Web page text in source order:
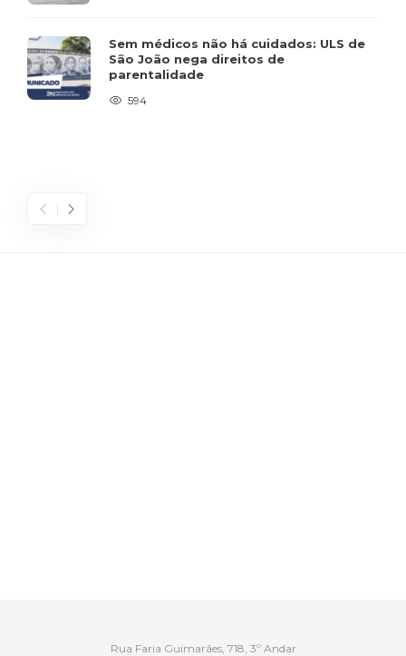
Sem médicos não há cuidados: ULS de
São João nega direitos de
parentalidade
594
Rua Faria Guimarães, 718, 3º Andar